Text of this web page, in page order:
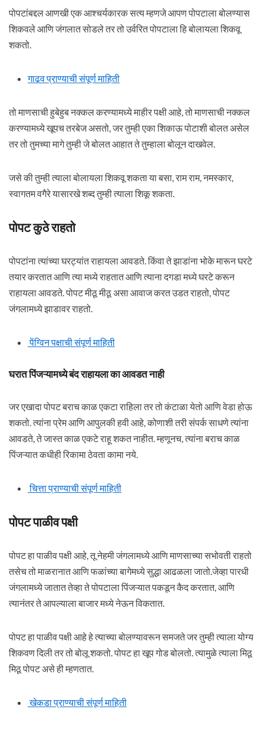
पोपटांबद्दल आणखी एक आश्चर्यकारक सत्य म्हणजे आपण पोपटाला बोलण्यास
शिकवले आणि जंगलात सोडले तर तो उर्वरित पोपटाला हि बोलायला शिकवू
शकतो.
गाढव प्राण्याची संपूर्ण माहिती
तो माणसाची हुबेहुब नक्कल करण्यामध्ये माहीर पक्षी आहे, तो माणसाची नक्कल
करण्यामध्ये खूपच तरबेज असतो, जर तुम्ही एका शिकाऊ पोटाशी बोलत असेल
तर तो तुमच्या मागे तुम्ही जे बोलत आहात ते तुम्हाला बोलून दाखवेल.
जसे की तुम्ही त्याला बोलायला शिकवू शकता या बसा, राम राम, नमस्कार,
स्वागतम वगैरे यासारखे शब्द तुम्ही त्याला शिकू शकता.
पोपट कुठे राहतो
पोपटांना त्यांच्या घरट्यांत राहायला आवडते. किंवा ते झाडांना भोके मारून घरटे
तयार करतात आणि त्या मध्ये राहतात आणि त्याना दगडा मध्ये घरटे करून
राहायला आवडते. पोपट मीठू मीठू असा आवाज करत उडत राहतो, पोपट
जंगलामध्ये झाडावर राहतो.
पेंग्विन पक्षाची संपूर्ण माहिती
घरात पिंजऱ्यामध्ये बंद राहायला का आवडत नाही
जर एखादा पोपट बराच काळ एकटा राहिला तर तो कंटाळा येतो आणि वेडा होऊ
शकतो. त्यांना प्रेम आणि आपुलकी हवी आहे, कोणाशी तरी संपर्क साधणे त्यांना
आवडते, ते जास्त काळ एकटे राहू शकत नाहीत. म्हणूनच, त्यांना बराच काळ
पिंजऱ्यात कधीही रिकामा ठेवता कामा नये.
चित्ता प्राण्याची संपूर्ण माहिती
पोपट पाळीव पक्षी
पोपट हा पाळीव पक्षी आहे, तू नेहमी जंगलामध्ये आणि माणसाच्या सभोवती राहतो
तसेच तो माळरानात आणि फळांच्या बागेमध्ये सुद्धा आढळला जातो.जेव्हा पारधी
जंगलामध्ये जातात तेव्हा ते पोपटाला पिंजऱ्यात पकडून कैद करतात, आणि
त्यानंतर ते आपल्याला बाजार मध्ये नेऊन विकतात.
पोपट हा पाळीव पक्षी आहे हे त्याच्या बोलण्यावरून समजते जर तुम्ही त्याला योग्य
शिकवण दिली तर तो बोलू शकतो. पोपट हा खूप गोड बोलतो. त्यामुळे त्याला मिठू
मिठू पोपट असे ही म्हणतात.
खेकडा प्राण्याची संपूर्ण माहिती